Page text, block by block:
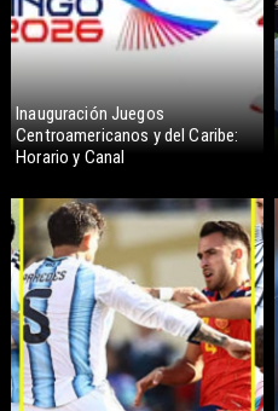
Inauguración Juegos
Centroamericanos y del Caribe:
Horario y Canal